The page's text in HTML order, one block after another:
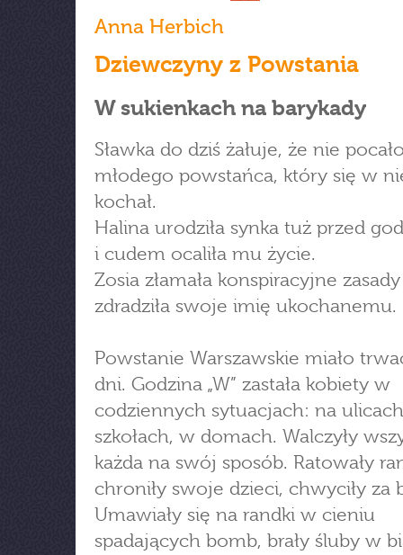
Anna Herbich
Dziewczyny z Powstania
W sukienkach na barykady
Sławka do dziś żałuje, że nie
młodego powstańca, który się w
kochał.
Halina urodziła synka tuż przed
i cudem ocaliła mu życie.
Zosia złamała konspiracyjne
zdradziła swoje imię ukochanemu.
Powstanie Warszawskie miało
dni. Godzina „W” zastała kobiety w
codziennych sytuacjach: na
szkołach, w domach. Walczyły
każda na swój sposób. Ratowały
chroniły swoje dzieci, chwyciły za
Umawiały się na randki w cieniu
spadających bomb, brały śluby w